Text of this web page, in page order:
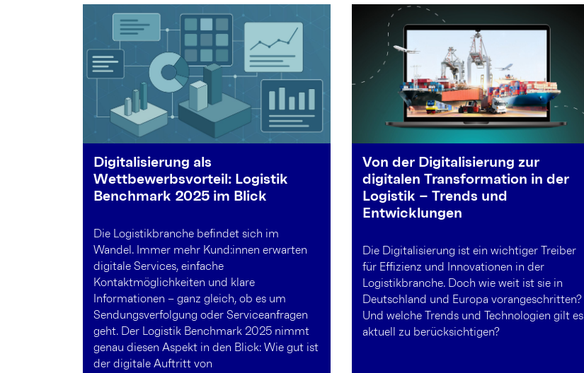
Digitalisierung als
Wettbewerbsvorteil: Logistik
Benchmark 2025 im Blick
Die Logistikbranche befindet sich im
Wandel. Immer mehr Kund:innen erwarten
digitale Services, einfache
Kontaktmöglichkeiten und klare
Informationen – ganz gleich, ob es um
Sendungsverfolgung oder Serviceanfragen
geht. Der Logistik Benchmark 2025 nimmt
genau diesen Aspekt in den Blick: Wie gut ist
der digitale Auftritt von
Von der Digitalisierung zur
digitalen Transformation in der
Logistik – Trends und
Entwicklungen
Die Digitalisierung ist ein wichtiger Treiber
für Effizienz und Innovationen in der
Logistikbranche. Doch wie weit ist sie in
Deutschland und Europa vorangeschritten?
Und welche Trends und Technologien gilt es
aktuell zu berücksichtigen?